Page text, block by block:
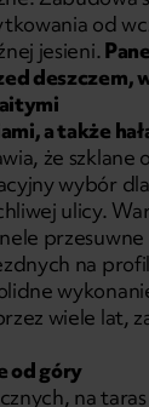
od
jesieni.
deszczem,
a także
że szklane
wybór dla
ulicy.
na
wiele lat,
od góry
na taras